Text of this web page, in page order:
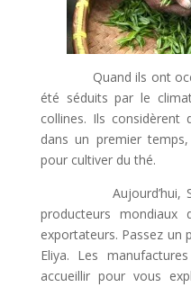
Quand ils ont
été séduits par le
collines. Ils
dans un premier
pour cultiver du thé.
Aujourd’hui, Sri
producteurs
exportateurs. Passez un
Eliya. Les
accueillir pour vous